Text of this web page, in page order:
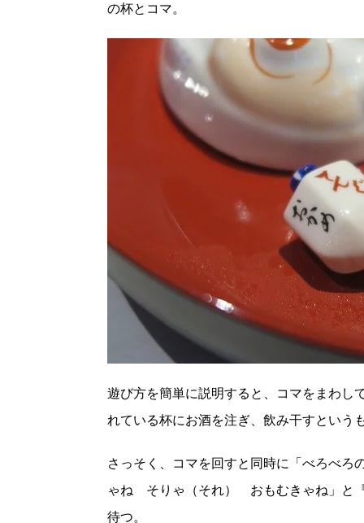
の杯とコマ。
遊び方を簡単に説明すると、コマをまわし
れている杯にお酒を注ぎ、飲み干すという
さっそく、コマを回すと同時に「べろべ
ゃね そりゃ（それ） おもむきゃね」と
待つ。